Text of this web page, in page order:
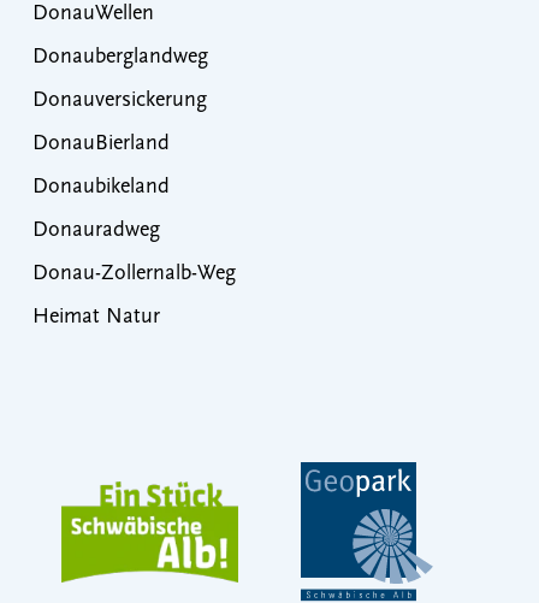
DonauWellen
Donauberglandweg
Donauversickerung
DonauBierland
Donaubikeland
Donauradweg
Donau-Zollernalb-Weg
Heimat Natur